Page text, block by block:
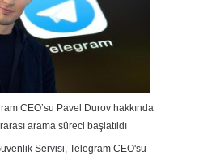
CEO’su Pavel Durov hakkında
arama süreci başlatıldı
Servisi, Telegram CEO'su